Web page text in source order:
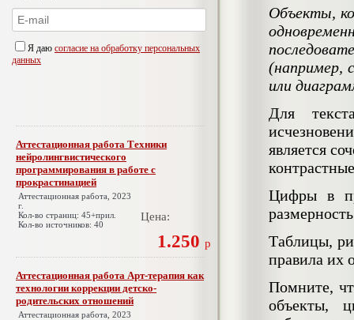
Я даю согласие на обработку персональных
данных
Аттестационная работа Техники
нейролингвистического
программирования в работе с
прокрастинацией
Аттестационная работа, 2023
г.
Кол-во страниц: 45+прил.
Кол-во источников: 40
Цена:
1.250 р
Аттестационная работа Арт-терапия как
технологии коррекции детско-
родительских отношений
Аттестационная работа, 2023
Объекты,
(например,
или
Для
является
Цифры в
Таблицы,
правила их
Помните,
объекты,